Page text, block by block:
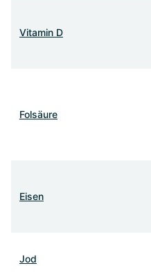
Vitamin D
Folsäure
Eisen
Jod